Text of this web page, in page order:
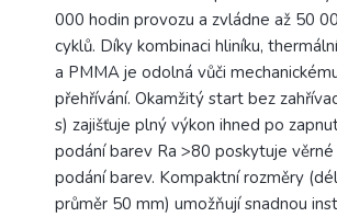
000 hodin provozu a zvládne až 50
cyklů. Díky kombinaci hliníku,
a PMMA je odolná vůči
přehřívání. Okamžitý start bez
s) zajišťuje plný výkon ihned po
podání barev Ra >80 poskytuje
podání barev. Kompaktní rozměry
průměr 50 mm) umožňují snadnou